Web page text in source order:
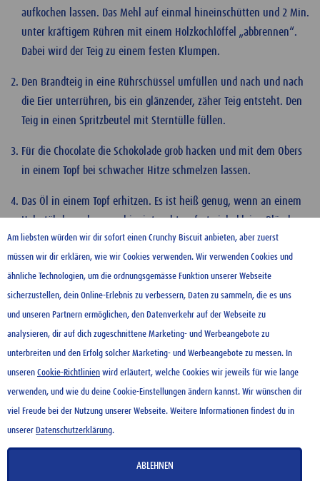
aufkochen lassen. Das Mehl auf einmal hineinschütten und 2 Min.
unter kräftigem Rühren mit einem Holzkochlöffel „abbrennen“.
Dabei wird der Teig zu einem festen Klumpen.
Den Brandteig in eine Rührschüssel umfüllen und nach und nach
die Eier unterrühren, bis ein glänzender, zäher Teig entsteht. Den
Teig in einen Spritzbeutel mit Sterntülle füllen.
Für die Chocolate die Schokolade grob hacken und mit dem Obers
in einem Topf bei schwacher Hitze schmelzen lassen.
Das Öl in einem Topf erhitzen. Es ist heiß genug, wenn an einem
Holzstäbchen, das man hineintaucht, sofort viele kleine Bläschen
aufsteigen. Dann mithilfe des Spritzbeutels lange Teigstränge ins
heiße Öl spritzen und in 2–3 Min. goldgelb frittieren. Mit einem
Schaumlöffel auf Küchenpapier herausheben, abtropfen lassen
und mit Zucker bestreuen.
Die Chocolate in vorgewärmte Tassen füllen und zum Einstippen
zu den warmen Churros servieren.
KONTAKT
NUTZUNGSBEDINGUNGEN
DATENSCHUTZERKLÄRUNG
Am liebsten würden wir dir sofort einen Crunchy Biscuit anbieten, aber zuerst
müssen wir dir erklären, wie wir Cookies verwenden. Wir verwenden Cookies und
ähnliche Technologien, um die ordnungsgemässe Funktion unserer Webseite
sicherzustellen, dein Online-Erlebnis zu verbessern, Daten zu sammeln, die es uns
und unseren Partnern ermöglichen, den Datenverkehr auf der Webseite zu
analysieren, dir auf dich zugeschnittene Marketing- und Werbeangebote zu
unterbreiten und den Erfolg solcher Marketing- und Werbeangebote zu messen. In
unseren Cookie-Richtlinien wird erläutert, welche Cookies wir jeweils für wie lange
verwenden, und wie du deine Cookie-Einstellungen ändern kannst. Wir wünschen dir
viel Freude bei der Nutzung unserer Webseite. Weitere Informationen findest du in
unserer Datenschutzerklärung.
ABLEHNEN